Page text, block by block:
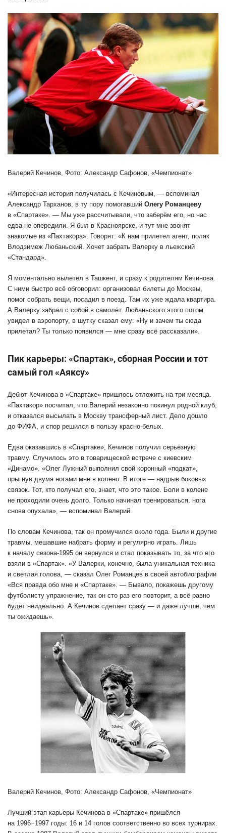
Валерий Кечинов, Фото: Александр Сафонов, «Чемпионат»
«Интересная история получилась с Кечиновым, — вспоминал
Александр Тарханов, в ту пору помогавший Олегу Романцеву
в «Спартаке». — Мы уже рассчитывали, что заберём его, но нас
едва не опередили. Я был в Красноярске, и тут мне звонят
знакомые из «Пахтакора». Говорят: «К нам прилетел агент, поляк
Влодзимеж Любаньский. Хочет забрать Валерку в льежский
«Стандард».
Я моментально вылетел в Ташкент, и сразу к родителям Кечинова.
С ними быстро всё обговорил: организовал билеты до Москвы,
помог собрать вещи, посадил в поезд. Там их уже ждала квартира.
А Валерку забрал с собой в самолёт. Любаньского этого потом
увидел в аэропорту, в шутку сказал ему: «Ну и зачем ты сюда
прилетал? Ты только появился — мне сразу всё рассказали».
Пик карьеры: «Спартак», сборная России и тот
самый гол «Аяксу»
Дебют Кечинова в «Спартаке» пришлось отложить на три месяца.
«Пахтакор» посчитал, что Валерий незаконно покинул родной клуб,
и отказался высылать в Москву трансферный лист. Дело дошло
до ФИФА, и спор решился в пользу красно-белых.
Едва оказавшись в «Спартаке», Кечинов получил серьёзную
травму. Случилось это в товарищеской встрече с киевским
«Динамо». «Олег Лужный выполнил свой коронный «подкат»,
прыгнув двумя ногами мне в колено. В итоге — надрыв боковых
связок. Тот, кто получал его, знает, что это такое. Боли в колене
не проходили очень долго. Только начинал тренироваться, нога
снова опухала», — вспоминал Валерий.
По словам Кечинова, так он промучился около года. Были и другие
травмы, мешавшие набрать форму и регулярно играть. Лишь
к началу сезона-1995 он вернулся и стал показывать то, за что его
взяли в «Спартак». «У Валерки, конечно, была уникальная техника
и светлая голова, — сказал Олег Романцев в своей автобиографии
«Вся правда обо мне и «Спартаке». — Бывало, покажешь другому
футболисту упражнение, так он сто раз его повторит, а всё равно
будет неидеально. А Кечинов сделает сразу — и даже лучше, чем
ты ожидаешь».
Валерий Кечинов, Фото: Александр Сафонов, «Чемпионат»
Лучший этап карьеры Кечинова в «Спартаке» пришёлся
на 1996−1997 годы: 16 и 14 голов соответственно во всех турнирах.